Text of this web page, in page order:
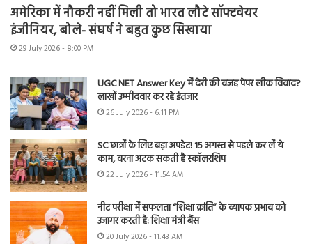
अमेरिका में नौकरी नहीं मिली तो भारत लौटे सॉफ्टवेयर
इंजीनियर, बोले- संघर्ष ने बहुत कुछ सिखाया
29 July 2026 - 8:00 PM
UGC NET Answer Key में देरी की वजह पेपर लीक विवाद?
लाखों उम्मीदवार कर रहे इंतजार
26 July 2026 - 6:11 PM
SC छात्रों के लिए बड़ा अपडेट! 15 अगस्त से पहले कर लें ये
काम, वरना अटक सकती है स्कॉलरशिप
22 July 2026 - 11:54 AM
नीट परीक्षा में सफलता “शिक्षा क्रांति” के व्यापक प्रभाव को
उजागर करती है: शिक्षा मंत्री बैंस
20 July 2026 - 11:43 AM